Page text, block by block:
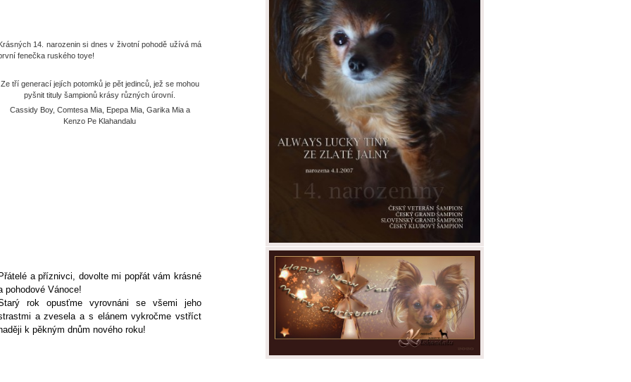
14. narozenin si dnes v životní pohodě užívá má
fenečka ruského toye!
Ze tří generací jejích potomků je pět jedinců, jež se mohou
pyšnit tituly šampionů krásy různých úrovní.
Cassidy Boy, Comtesa Mia, Epepa Mia, Garika Mia a
Kenzo Pe Klahandalu
Přátelé a příznivci, dovolte mi popřát vám krásné
pohodové Vánoce!
rok opusťme vyrovnáni se všemi jeho
a zvesela a s elánem vykročme vstříct
k pěkným dnům nového roku!